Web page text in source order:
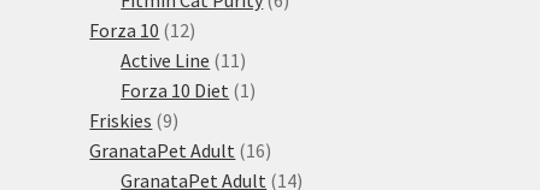
Forza 10 1212
produktů
Active Line 11 11
produktů
Forza 10 Diet 1 1
Friskies 99
produktů
GranataPet Adult 1616
produktů
GranataPet Adult 1414